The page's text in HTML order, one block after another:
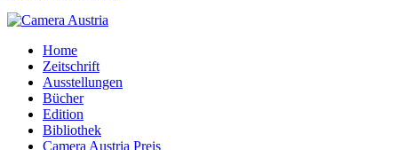
Home
Zeitschrift
Ausstellungen
Bücher
Edition
Bibliothek
Camera Austria Preis